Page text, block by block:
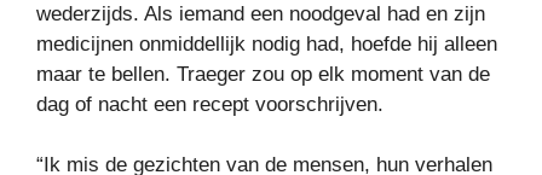
wederzijds. Als iemand een noodgeval had en zijn
medicijnen onmiddellijk nodig had, hoefde hij alleen
maar te bellen. Traeger zou op elk moment van de
dag of nacht een recept voorschrijven.
“Ik mis de gezichten van de mensen, hun verhalen